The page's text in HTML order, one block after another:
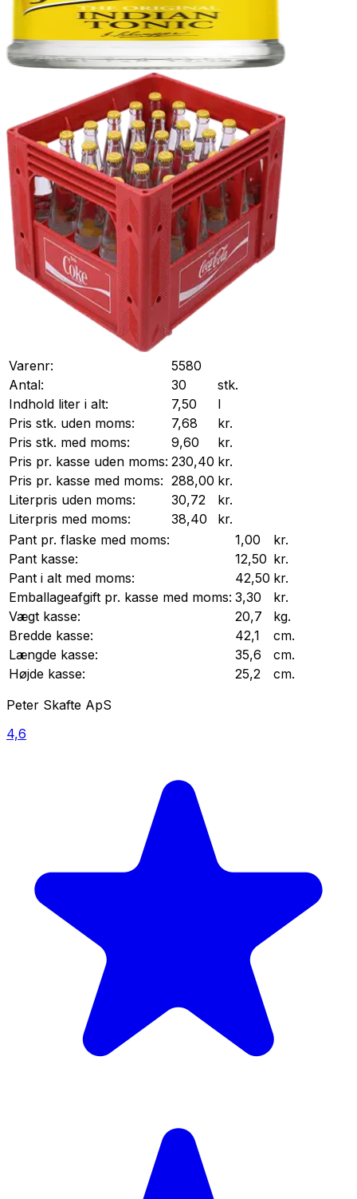
Varenr:
5580
Antal:
30
stk.
Indhold liter i alt:
7,50
l
Pris stk. uden moms:
7,68
kr.
Pris stk. med moms:
9,60
kr.
Pris pr. kasse uden moms: 230,40 kr.
Pris pr. kasse med moms: 288,00 kr.
Literpris uden moms:
30,72
kr.
Literpris med moms:
38,40
kr.
Pant pr. flaske med moms: 1,00
kr.
Pant kasse: 12,50 kr.
Pant i alt med moms:
42,50 kr.
Emballageafgift pr. kasse med moms: 3,30
kr.
Vægt kasse: 20,7
kg.
Bredde kasse: 42,1
cm.
Længde kasse: 35,6
cm.
Højde kasse: 25,2
cm.
Peter Skafte ApS
4,6